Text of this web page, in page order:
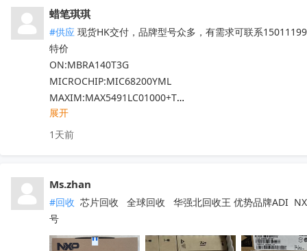
LM5101AMX
现货靓货！不容错过！
收起
蜡笔琪琪
#供应 现货HK交付，品牌型号众多，有需求可联系
特价
ON:MBRA140T3G
MICROCHIP:MIC68200YML
MAXIM:MAX5491LC01000+T
ADI:ADP7182AUJZ-R7
其他PN可沟通确认
展开
1天前
Ms.zhan
#回收 芯片回收   全球回收   华强北回收王 优势品牌ADI
号